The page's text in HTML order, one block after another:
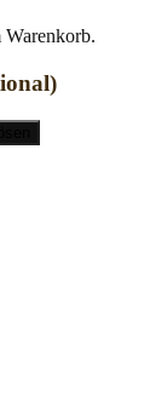
Warenkorb.